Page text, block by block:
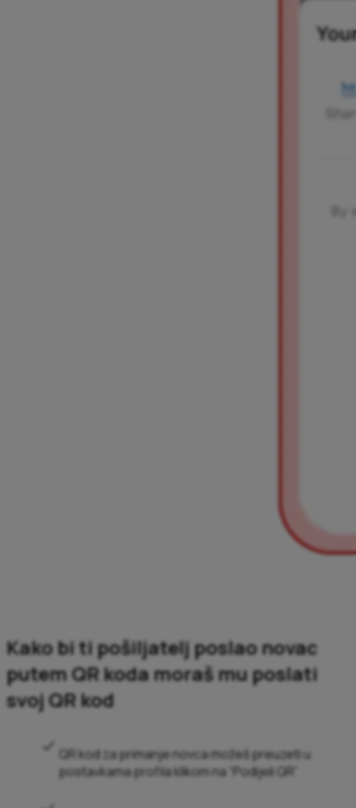
Kako bi ti pošiljatelj poslao novac
putem QR koda moraš mu poslati
svoj QR kod
QR kod za primanje novca možeš preuzeti u
postavkama profila klikom na “Podijeli QR”